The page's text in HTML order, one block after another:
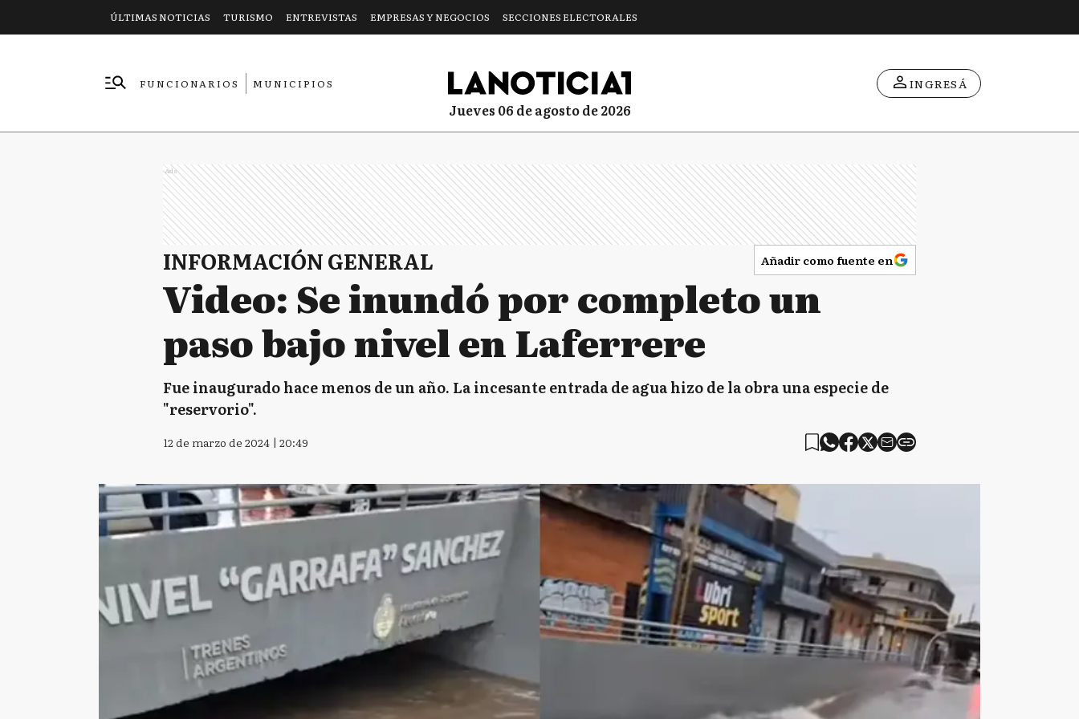
ÚLTIMAS NOTICIAS TURISMO ENTREVISTAS EMPRESAS Y NEGOCIOS SECCIONES ELECTORALES
FUNCIONARIOS
MUNICIPIOS
jueves 06 de agosto de 2026
INGRESÁ
Ads
INFORMACIÓN GENERAL Añadir como fuente en
Video: Se inundó por completo un
paso bajo nivel en Laferrere
Fue inaugurado hace menos de un año. La incesante entrada de agua hizo de la obra una especie de
"reservorio".
12 de marzo de 2024 | 20:49